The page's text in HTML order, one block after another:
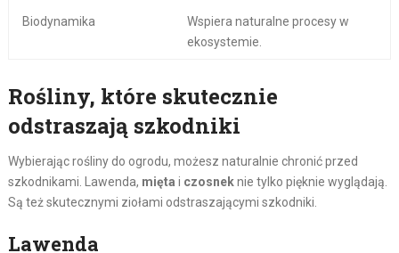
Biodynamika
Wspiera naturalne procesy w
ekosystemie.
Rośliny, które skutecznie
odstraszają szkodniki
Wybierając rośliny do ogrodu, możesz naturalnie chronić przed
szkodnikami. Lawenda, mięta i czosneknie tylko pięknie wyglądają.
Są też skutecznymi ziołami odstraszającymi szkodniki.
Lawenda